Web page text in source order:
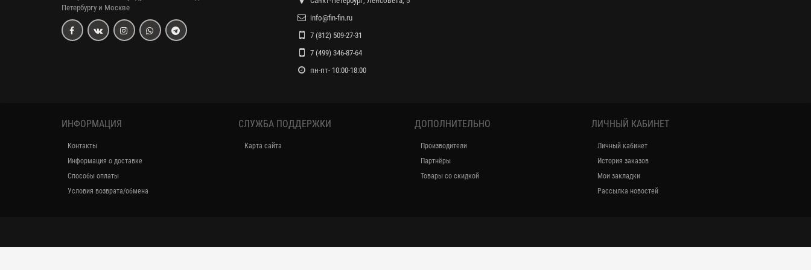
Петербургу и Москве
info@fin-fin.ru
7 (812) 509-27-31
7 (499) 346-87-64
пн-пт- 10:00-18:00
ИНФОРМАЦИЯ
Контакты
Информация о доставке
Способы оплаты
Условия возврата/обмена
СЛУЖБА ПОДДЕРЖКИ
Карта сайта
ДОПОЛНИТЕЛЬНО
Производители
Партнёры
Товары со скидкой
ЛИЧНЫЙ КАБИНЕТ
Личный кабинет
История заказов
Мои закладки
Рассылка новостей